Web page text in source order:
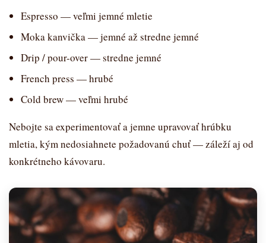
Espresso — veľmi jemné mletie
Moka kanvička — jemné až stredne jemné
Drip / pour-over — stredne jemné
French press — hrubé
Cold brew — veľmi hrubé
Nebojte sa experimentovať a jemne upravovať hrúbku
mletia, kým nedosiahnete požadovanú chuť — záleží aj od
konkrétneho kávovaru.